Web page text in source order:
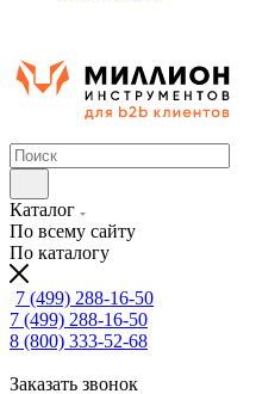
Каталог
По всему сайту
По каталогу
7 (499) 288-16-50
7 (499) 288-16-50
8 (800) 333-52-68
Заказать звонок